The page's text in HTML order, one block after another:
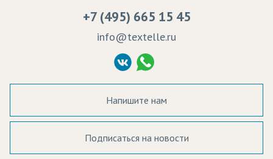
Судебные решения
Политика Конфиденциальности
Согласие на обработку ПД
+7 (495) 665 15 45
info@textelle.ru
Напишите нам
Подписаться на новости